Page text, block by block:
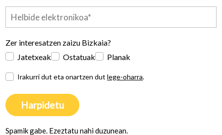
Zer interesatzen zaizu Bizkaia?
Jatetxeak
Ostatuak Planak
Irakurri dut eta onartzen dutlege-oharra.
Harpidetu
Spamik gabe. Ezeztatu nahi duzunean.